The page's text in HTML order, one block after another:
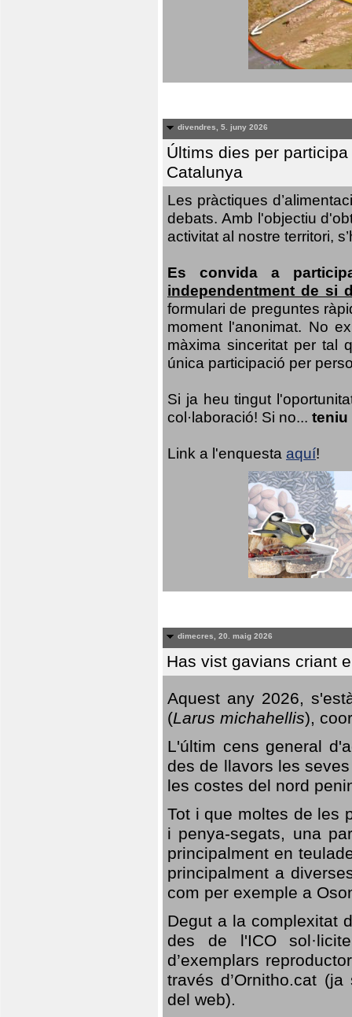
divendres, 5. juny 2026
Últims dies per
Catalunya
Les pràctiques
debats. Amb l'objectiu
activitat al nostre territori,
Es convida a
independentment de si
formulari de preguntes
moment l'anonimat. No
màxima sinceritat per tal
única participació per
Si ja heu tingut
col·laboració! Si no... teniu
Link a l'enquesta aquí!
dimecres, 20. maig 2026
Has vist gavians criant
Aquest any 2026,
(Larus michahellis),
L'últim cens general
des de llavors les
les costes del nord
Tot i que moltes de les
i penya-segats, una
principalment en
principalment a
com per exemple a
Degut a la complexitat
des de l'ICO
d’exemplars
través d’Ornitho.cat
del web).